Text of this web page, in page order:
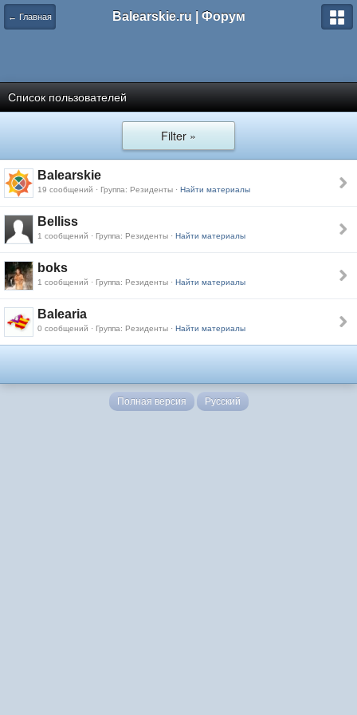
← Главная Balearskie.ru | Форум
Список пользователей
Filter »
Balearskie
19 сообщений · Группа: Резиденты · Найти материалы
Belliss
1 сообщений · Группа: Резиденты · Найти материалы
boks
1 сообщений · Группа: Резиденты · Найти материалы
Balearia
0 сообщений · Группа: Резиденты · Найти материалы
Полная версия Русский